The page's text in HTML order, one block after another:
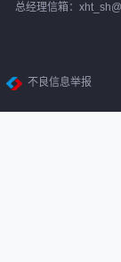
总经理信箱：
不良信息举报